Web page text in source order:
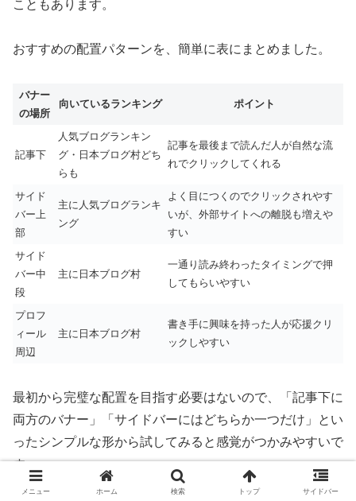
こともあります。
おすすめの配置パターンを、簡単に表にまとめました。
バナー
の場所
向いているランキング ポイント
記事下
人気ブログランキン
グ・日本ブログ村どち
らも
記事を最後まで読んだ人が自然な流
れでクリックしてくれる
サイド
バー上
部
主に人気ブログランキ
ング
よく目につくのでクリックされやす
いが、外部サイトへの離脱も増えや
すい
サイド
バー中
段
主に日本ブログ村
一通り読み終わったタイミングで押
してもらいやすい
プロフ
ィール
周辺
主に日本ブログ村
書き手に興味を持った人が応援クリ
ックしやすい
最初から完璧な配置を目指す必要はないので、「記事下に
両方のバナー」「サイドバーにはどちらか一つだけ」とい
ったシンプルな形から試してみると感覚がつかみやすいで
す。
メニュー ホーム 検索 トップ サイドバー